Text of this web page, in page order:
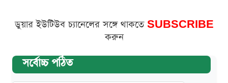
ডুয়ার ইউটিউব চ্যানেলের সঙ্গে থাকতে SUBSCRIBE
করুন
সর্বোচ্চ পঠিত